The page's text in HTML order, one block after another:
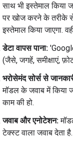
साथ भी इस्तेमाल
पर खोज करने के तरीके से
इस्तेमाल किया जाएगा.
डेटा वापस पाना:
(जैसे, जगहें, समीक्षाएं,
भरोसेमंद सोर्स से
मॉडल के जवाब में किया
काम की हो.
जवाब और एनोटेशन:
टेक्स्ट वाला जवाब देता